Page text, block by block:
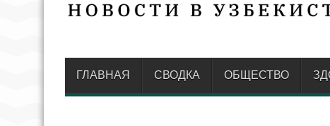
ГЛАВНАЯ СВОДКА ОБЩЕСТВО